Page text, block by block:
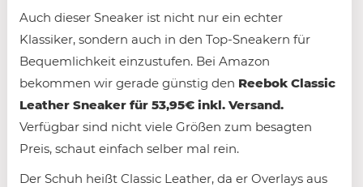
Auch dieser Sneaker ist nicht nur ein echter
Klassiker, sondern auch in den Top-Sneakern für
Bequemlichkeit einzustufen. Bei Amazon
bekommen wir gerade günstig den Reebok Classic
Leather Sneaker für 53,95€ inkl. Versand.
Verfügbar sind nicht viele Größen zum besagten
Preis, schaut einfach selber mal rein.
Der Schuh heißt Classic Leather, da er Overlays aus